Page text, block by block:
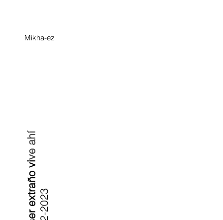
un ser extraño vi
ve ahí
Mikha-ez